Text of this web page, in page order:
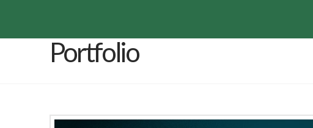
Portfolio